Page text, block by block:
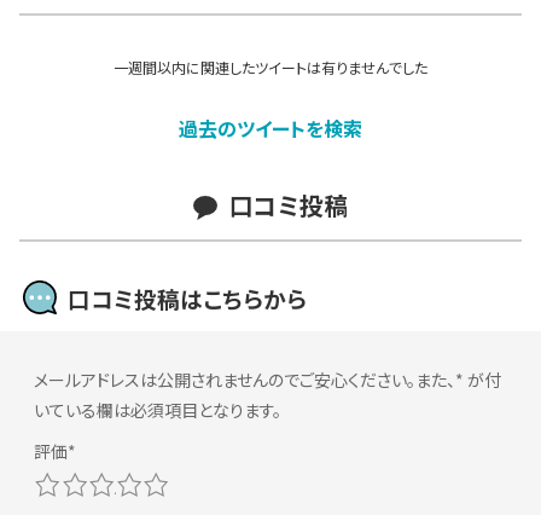
一週間以内に関連したツイートは有りませんでした
過去のツイートを検索
口コミ投稿
口コミ投稿はこちらから
メールアドレスは公開されませんのでご安心ください。また、 * が付
いている欄は必須項目となります。
5
4
3
2